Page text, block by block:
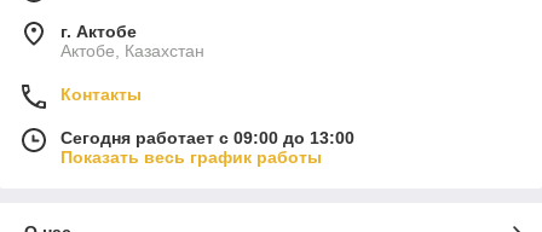
г. Актобе
Актобе, Казахстан
Контакты
Сегодня работает с 09:00 до 13:00
Показать весь график работы